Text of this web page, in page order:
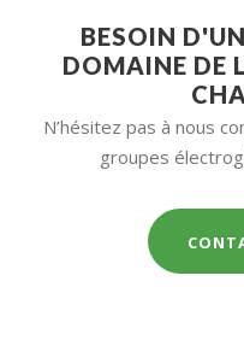
BESOIN
DOMAINE DE
N’hésitez pas à nous
groupes